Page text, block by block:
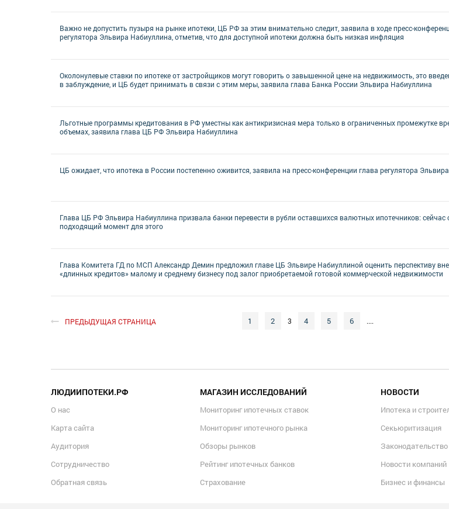
Важно не допустить пузыря на рынке ипотеки, ЦБ РФ за этим внимательно следит, заявила в ходе пресс-
регулятора Эльвира Набиуллина, отметив, что для доступной ипотеки должна быть низкая инфляция
Околонулевые ставки по ипотеке от застройщиков могут говорить о завышенной цене на недвижимость, это
в заблуждение, и ЦБ будет принимать в связи с этим меры, заявила глава Банка России Эльвира Набиуллина
Льготные программы кредитования в РФ уместны как антикризисная мера только в ограниченных промежутке
объемах, заявила глава ЦБ РФ Эльвира Набиуллина
ЦБ ожидает, что ипотека в России постепенно оживится, заявила на пресс-конференции глава регулятора
Глава ЦБ РФ Эльвира Набиуллина призвала банки перевести в рубли оставшихся валютных ипотечников: сейчас
подходящий момент для этого
Глава Комитета ГД по МСП Александр Демин предложил главе ЦБ Эльвире Набиуллиной оценить перспективу
«длинных кредитов» малому и среднему бизнесу под залог приобретаемой готовой коммерческой недвижимости
ПРЕДЫДУЩАЯ СТРАНИЦА 1 2 3 4 5 6 ....
ЛЮДИИПОТЕКИ.РФ
О нас
Карта сайта
Аудитория
Сотрудничество
Обратная связь
МАГАЗИН ИССЛЕДОВАНИЙ
Мониторинг ипотечных ставок
Мониторинг ипотечного рынка
Обзоры рынков
Рейтинг ипотечных банков
Страхование
НОВОСТИ
Ипотека и
Секьюритизация
Законодательство
Новости компаний
Бизнес и финансы